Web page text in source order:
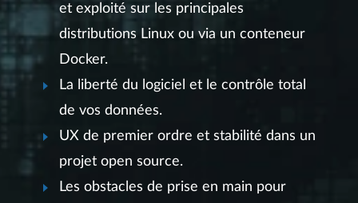
et exploité sur les principales
distributions Linux ou via un conteneur
Docker.
La liberté du logiciel et le contrôle total
de vos données.
UX de premier ordre et stabilité dans un
projet open source.
Les obstacles de prise en main pour